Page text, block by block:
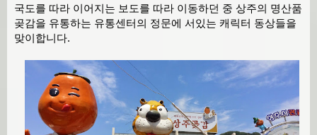
국도를 따라 이어지는 보도를 따라 이동하던 중 상주의 명산품
곶감을 유통하는 유통센터의 정문에 서있는 캐릭터 동상들을
맞이합니다.